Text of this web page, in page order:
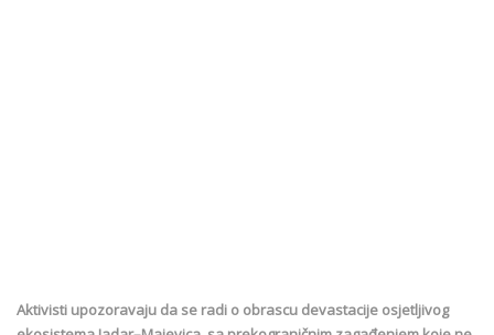
Aktivisti upozoravaju da se radi o obrascu devastacije osjetljivog